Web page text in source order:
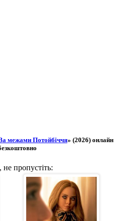
межами Потойбіччя» (2026) онлайн
пропустіть: